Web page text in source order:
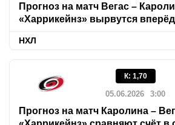
Прогноз на матч Вегас –
«Харрикейнз» вырвутся
НХЛ
К: 1,70
05.06.2026 3:00
Прогноз на матч Каролина –